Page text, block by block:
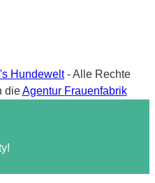
Hundewelt- Alle Rechte
dieAgentur Frauenfabrik